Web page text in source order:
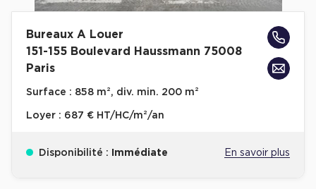
Bureaux A Louer
151-155 Boulevard Haussmann 75008
Paris
Surface : 858 m², div. min. 200 m²
Loyer : 687 € HT/HC/m²/an
Disponibilité : Immédiate En savoir plus